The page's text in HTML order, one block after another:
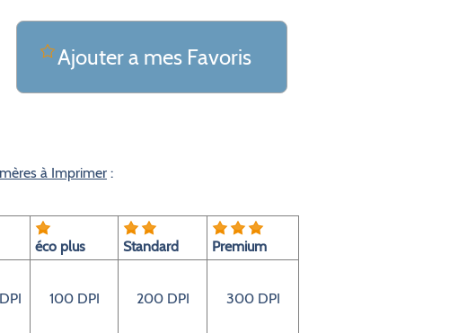
Ajouter a mes Favoris
à Imprimer :
éco plus Standard Premium
100 DPI 200 DPI 300 DPI